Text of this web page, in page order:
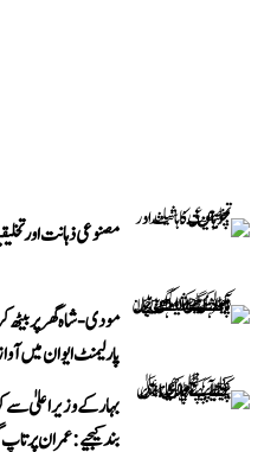
مصنوعی ذہانت اور
مودی-شاہ گھر پر
پارلیمنٹ ایوان میں
بہار کے وزیر اعلیٰ سے
بند کیجیے: عمران